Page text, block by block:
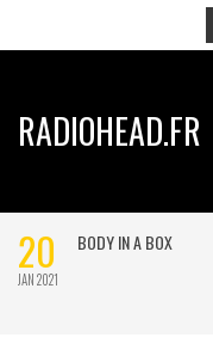
RADIOHEAD.FR
20
JAN 2021
BODY IN A BOX